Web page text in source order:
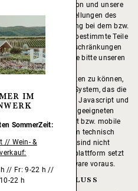
IM
SommerZeit:
// Wein- &
h // Fr: 9-22 h //
22 h
unsere Kommunikation und unsere
die Browser-Einstellungen des
kann eine Anmeldung bei dem bzw.
oder in Bezug auf bestimmte Teile
mit wesentlichen Einschränkungen
entnehmen Sie bitte unseren
Reinhardt nutzen zu können,
System, das die
HTML-5 Websites mit Javascript und
und muss über einen geeigneten
über das Internet bzw. mobile
technisch
Verbindungskosten sind nicht
der Versandhandelsplattform setzt
Hardware und Software voraus.